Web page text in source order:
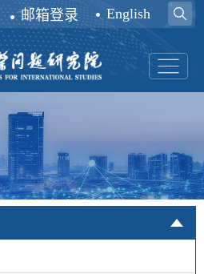
邮箱登录 English